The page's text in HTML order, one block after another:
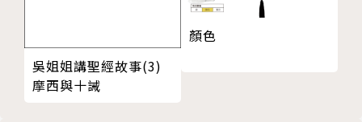
作者介紹
作者 余治瑩
兒童文學作家、童書評論者。多次擔任兒童文學獎項評
吳姐姐講聖經故事(3)
摩西與十誡
顏色